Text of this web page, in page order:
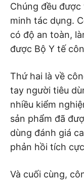
Chúng đều
minh tác dụng.
có độ an toàn,
được Bộ Y tế
Thứ hai là về
tay người tiêu
nhiều kiểm
sản phẩm đã
dùng đánh giá
phản hồi tích
Và cuối cùng,